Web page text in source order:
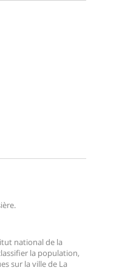
national de la
la population,
sur la ville de La